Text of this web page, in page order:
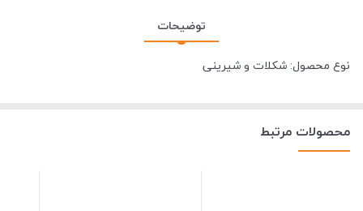
توضیحات
نوع محصول: شکلات و شیرینی
محصولات مرتبط